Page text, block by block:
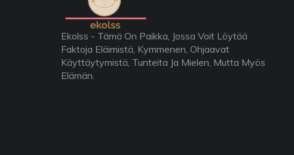
Ekolss - Tämä On Paikka, Jossa Voit Löytää
Faktoja Eläimistä, Kymmenen, Ohjaavat
Käyttäytymistä, Tunteita Ja Mielen, Mutta Myös
Elämän.